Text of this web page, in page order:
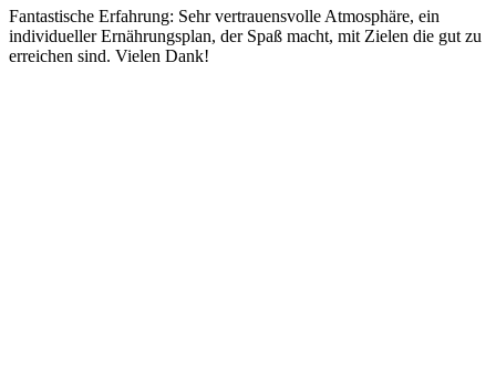
Fantastische Erfahrung: Sehr vertrauensvolle Atmosphäre, ein
individueller Ernährungsplan, der Spaß macht, mit Zielen die gut zu
erreichen sind. Vielen Dank!